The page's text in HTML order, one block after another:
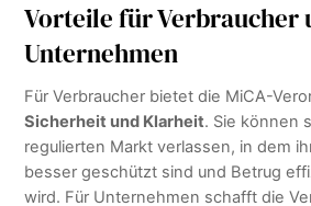
Vorteile für Verbraucher
Unternehmen
Für Verbraucher bietet die MiCA-
Sicherheit und Klarheit. Sie können
regulierten Markt verlassen, in dem
besser geschützt sind und Betrug
wird. Für Unternehmen schafft die